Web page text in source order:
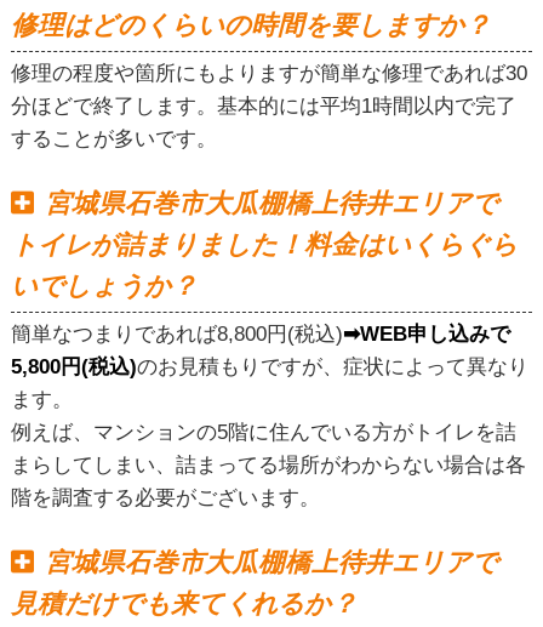
修理はどのくらいの時間を要しますか？
修理の程度や箇所にもよりますが簡単な修理であれば30
分ほどで終了します。基本的には平均1時間以内で完了
することが多いです。
宮城県石巻市大瓜棚橋上待井エリアで
トイレが詰まりました！料金はいくらぐら
いでしょうか？
簡単なつまりであれば8,800円(税込)➡WEB申し込みで
5,800円(税込)のお見積もりですが、症状によって異なり
ます。
例えば、マンションの5階に住んでいる方がトイレを詰
まらしてしまい、詰まってる場所がわからない場合は各
階を調査する必要がございます。
宮城県石巻市大瓜棚橋上待井エリアで
見積だけでも来てくれるか？